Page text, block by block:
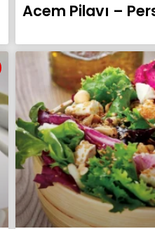
Acem Pilavı –